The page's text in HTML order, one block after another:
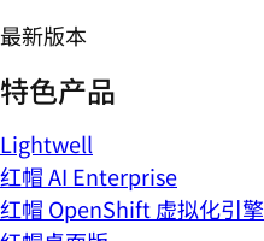
最新版本
特色产品
Lightwell
红帽 AI Enterprise
红帽 OpenShift 虚拟化引擎